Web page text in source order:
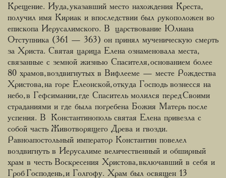
Крещение. Иуда, указавший место нахождения Креста,
получил имя Кириак и впоследствии был рукоположен во
епископа Иерусалимского. В царствование Юлиана
Отступника (361 — 363) он принял мученическую смерть
за Христа. Святая царица Елена ознаменовала места,
связанные с земной жизнью Спасителя, основанием более
80 храмов, воздвигнутых в Вифлееме — месте Рождества
Христова, на горе Елеонской, откуда Господь вознесся на
небо, в Гефсимании, где Спаситель молился перед Своими
страданиями и где была погребена Божия Матерь после
успения. В Константинополь святая Елена привезла с
собой часть Животворящего Древа и гвозди.
Равноапостольный император Константин повелел
воздвигнуть в Иерусалиме величественный и обширный
храм в честь Воскресения Христова, включавший в себя и
Гроб Господень, и Голгофу. Храм был освящен 13